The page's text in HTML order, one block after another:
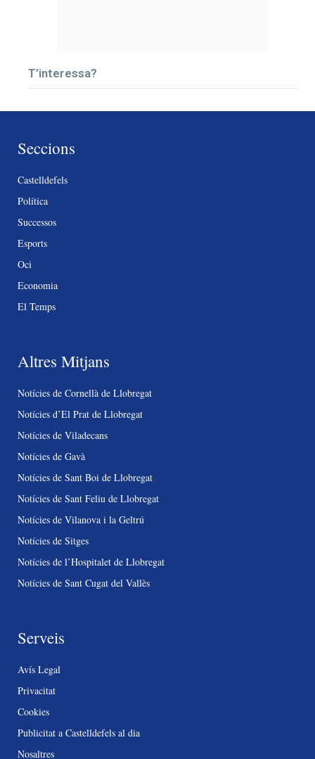
T’interessa?
Seccions
Castelldefels
Política
Successos
Esports
Oci
Economia
El Temps
Altres Mitjans
Notícies de Cornellà de Llobregat
Notícies d’El Prat de Llobregat
Notícies de Viladecans
Notícies de Gavà
Notícies de Sant Boi de Llobregat
Notícies de Sant Feliu de Llobregat
Notícies de Vilanova i la Geltrú
Notícies de Sitges
Notícies de l’Hospitalet de Llobregat
Notícies de Sant Cugat del Vallès
Serveis
Avís Legal
Privacitat
Cookies
Publicitat a Castelldefels al dia
Nosaltres